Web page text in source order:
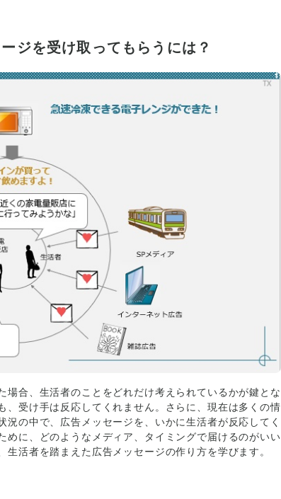
ジを受け取ってもらうには？
合、生活者のことをどれだけ考えられているかが鍵とな
受け手は反応してくれません。さらに、現在は多くの情
の中で、広告メッセージを、いかに生活者が反応してく
に、どのようなメディア、タイミングで届けるのがいい
活者を踏まえた広告メッセージの作り方を学びます。